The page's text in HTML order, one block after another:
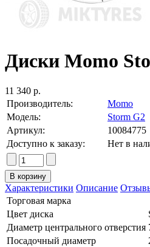
Диски Momo
11 340 р.
Производитель:
Momo
Модель:
Storm G2
Артикул:
10084775
Доступно к заказу:
Нет в
Характеристики Описание
Торговая марка
Цвет диска
Диаметр центрального отверстия
Посадочный диаметр